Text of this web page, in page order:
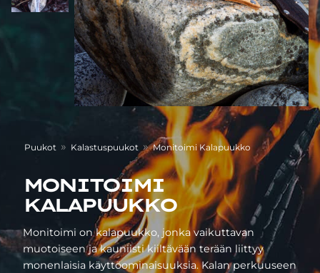
Puukot » Kalastuspuukot »Monitoimi Kalapuukko
MONITOIMI
KALAPUUKKO
Monitoimi on kalapuukko, jonka vaikuttavan
muotoiseen ja kauniisti kiiltävään terään liittyy
monenlaisia käyttöominaisuuksia. Kalan perkuuseen